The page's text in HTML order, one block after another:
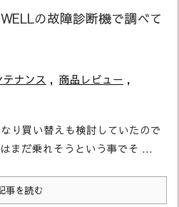
の故障診断機で調べて
テナンス , 商品レビュー ,
り買い替えも検討していたので
まだ乗れそうという事でそ ...
事を読む